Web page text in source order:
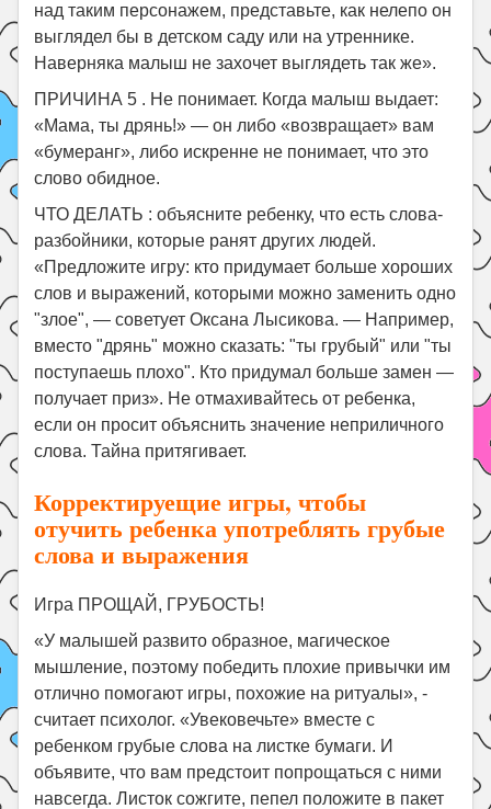
над таким персонажем, представьте, как нелепо он
выглядел бы в детском саду или на утреннике.
Наверняка малыш не захочет выглядеть так же».
ПРИЧИНА 5 . Не понимает. Когда малыш выдает:
«Мама, ты дрянь!» — он либо «возвращает» вам
«бумеранг», либо искренне не понимает, что это
слово обидное.
ЧТО ДЕЛАТЬ : объясните ребенку, что есть слова-
разбойники, которые ранят других людей.
«Предложите игру: кто придумает больше хороших
слов и выражений, которыми можно заменить одно
"злое", — советует Оксана Лысикова. — Например,
вместо "дрянь" можно сказать: "ты грубый" или "ты
поступаешь плохо". Кто придумал больше замен —
получает приз». Не отмахивайтесь от ребенка,
если он просит объяснить значение неприличного
слова. Тайна притягивает.
Корректируещие игры, чтобы
отучить ребенка употреблять грубые
слова и выражения
Игра ПРОЩАЙ, ГРУБОСТЬ!
«У малышей развито образное, магическое
мышление, поэтому победить плохие привычки им
отлично помогают игры, похожие на ритуалы», -
считает психолог. «Увековечьте» вместе с
ребенком грубые слова на листке бумаги. И
объявите, что вам предстоит попрощаться с ними
навсегда. Листок сожгите, пепел положите в пакет